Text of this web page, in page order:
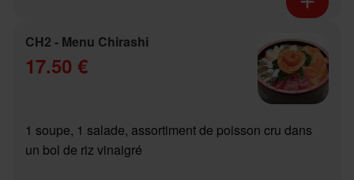
CH2 - Menu Chirashi
17.50 €
1 soupe, 1 salade, assortiment de poisson cru dans
un bol de riz vinaigré